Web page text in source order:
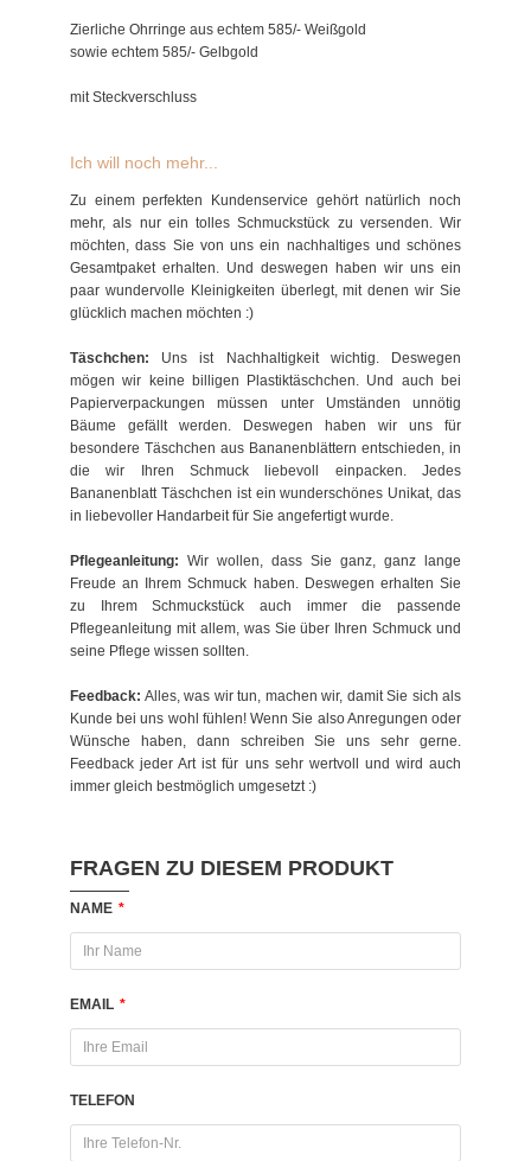
FRAGEN ZU DIESEM PRODUKT
NAME *
EMAIL *
TELEFON
Zierliche Ohrringe aus echtem 585/- Weißgold
sowie echtem 585/- Gelbgold
mit Steckverschluss
Ich will noch mehr...
Zu einem perfekten Kundenservice gehört natürlich noch
mehr, als nur ein tolles Schmuckstück zu versenden. Wir
möchten, dass Sie von uns ein nachhaltiges und schönes
Gesamtpaket erhalten. Und deswegen haben wir uns ein
paar wundervolle Kleinigkeiten überlegt, mit denen wir Sie
glücklich machen möchten :)
Täschchen: Uns ist Nachhaltigkeit wichtig. Deswegen
mögen wir keine billigen Plastiktäschchen. Und auch bei
Papierverpackungen müssen unter Umständen unnötig
Bäume gefällt werden. Deswegen haben wir uns für
besondere Täschchen aus Bananenblättern entschieden, in
die wir Ihren Schmuck liebevoll einpacken. Jedes
Bananenblatt Täschchen ist ein wunderschönes Unikat, das
in liebevoller Handarbeit für Sie angefertigt wurde.
Pflegeanleitung: Wir wollen, dass Sie ganz, ganz lange
Freude an Ihrem Schmuck haben. Deswegen erhalten Sie
zu Ihrem Schmuckstück auch immer die passende
Pflegeanleitung mit allem, was Sie über Ihren Schmuck und
seine Pflege wissen sollten.
Feedback: Alles, was wir tun, machen wir, damit Sie sich als
Kunde bei uns wohl fühlen! Wenn Sie also Anregungen oder
Wünsche haben, dann schreiben Sie uns sehr gerne.
Feedback jeder Art ist für uns sehr wertvoll und wird auch
immer gleich bestmöglich umgesetzt :)